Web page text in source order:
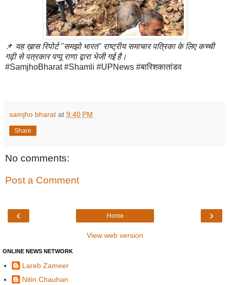
📌 यह ख़ास रिपोर्ट "समझो भारत" राष्ट्रीय समाचार पत्रिका के लिए कच्ची
गढ़ी से पत्रकार पप्पू राणा द्वारा भेजी गई है।
#SamjhoBharat #Shamli #UPNews #बारिशकातांडव
samjho bharat at 9:40 PM
Share
No comments:
Post a Comment
‹ ›
Home
View web version
ONLINE NEWS NETWORK
Lareb Zameer
Nitin Chauhan